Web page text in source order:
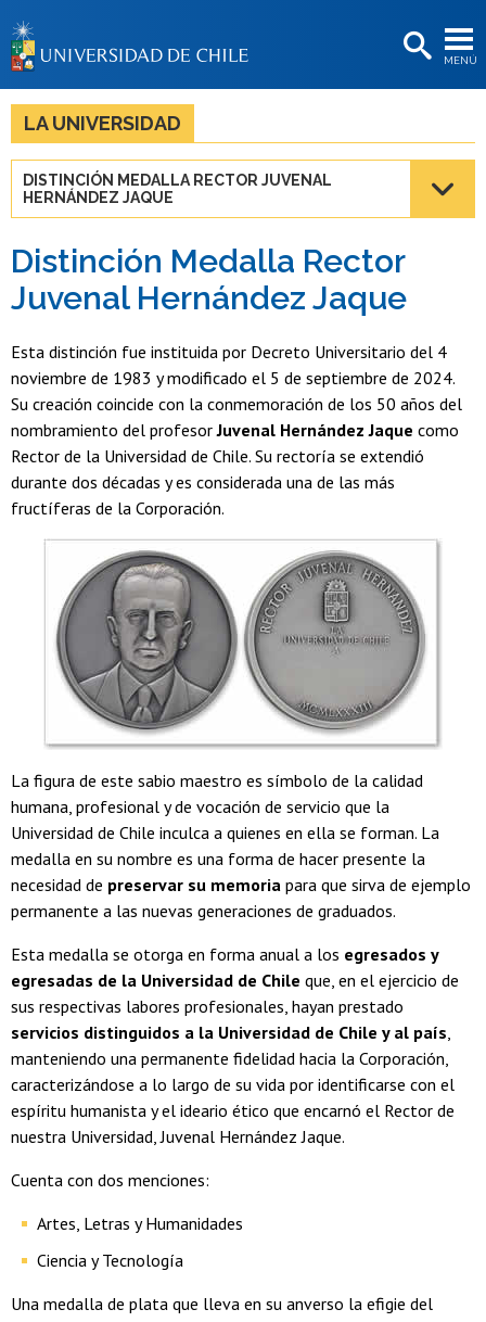
MENÚ
BIBLIOTECAS
LA UNIVERSIDAD
Funcionarias/os
LA UNIVERSIDAD
DISTINCIÓN MEDALLA RECTOR JUVENAL
HERNÁNDEZ JAQUE
Distinción Medalla Rector
Juvenal Hernández Jaque
Esta distinción fue instituida por Decreto Universitario del 4
noviembre de 1983 y modificado el 5 de septiembre de 2024.
Su creación coincide con la conmemoración de los 50 años del
nombramiento del profesorJuvenal Hernández Jaque como
Rector de la Universidad de Chile. Su rectoría se extendió
durante dos décadas y es considerada una de las más
fructíferas de la Corporación.
La figura de este sabio maestro es símbolo de la calidad
humana, profesional y de vocación de servicio que la
Universidad de Chile inculca a quienes en ella se forman. La
medalla en su nombre es una forma de hacer presente la
necesidad de preservar su memoria para que sirva de ejemplo
permanente a las nuevas generaciones de graduados.
Esta medalla se otorga en forma anual a los egresados y
egresadas de la Universidad de Chile que, en el ejercicio de
sus respectivas labores profesionales, hayan prestado
servicios distinguidos a la Universidad de Chile y al país,
manteniendo una permanente fidelidad hacia la Corporación,
caracterizándose a lo largo de su vida por identificarse con el
espíritu humanista y el ideario ético que encarnó el Rector de
nuestra Universidad, Juvenal Hernández Jaque.
Cuenta con dos menciones:
Artes, Letras y Humanidades
Ciencia y Tecnología
Una medalla de plata que lleva en su anverso la efigie del